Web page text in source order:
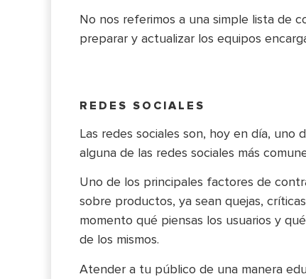
No nos referimos a una simple lista de
preparar y actualizar los equipos
REDES SOCIALES
Las redes sociales son, hoy en día,
alguna de las redes sociales más
Uno de los principales factores de
sobre productos, ya sean quejas,
momento qué piensas los usuarios y
de los mismos.
Atender a tu público de una manera